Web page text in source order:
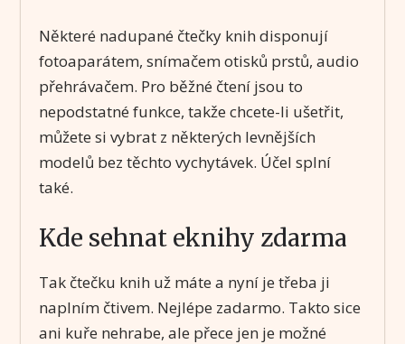
Některé nadupané čtečky knih disponují
fotoaparátem, snímačem otisků prstů, audio
přehrávačem. Pro běžné čtení jsou to
nepodstatné funkce, takže chcete-li ušetřit,
můžete si vybrat z některých levnějších
modelů bez těchto vychytávek. Účel splní
také.
Kde sehnat eknihy zdarma
Tak čtečku knih už máte a nyní je třeba ji
naplním čtivem. Nejlépe zadarmo. Takto sice
ani kuře nehrabe, ale přece jen je možné